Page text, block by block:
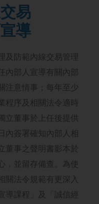
易
導
防範內線交易管理
內部人宣導有關內部
注意情事；每年至少
程序及相關法令適時
立董事於上任後提供
內簽署確知內部人相
董事之聲明書影本於
，並留存備查。為使
關法令規範有更深入
導課程」及「誠信經